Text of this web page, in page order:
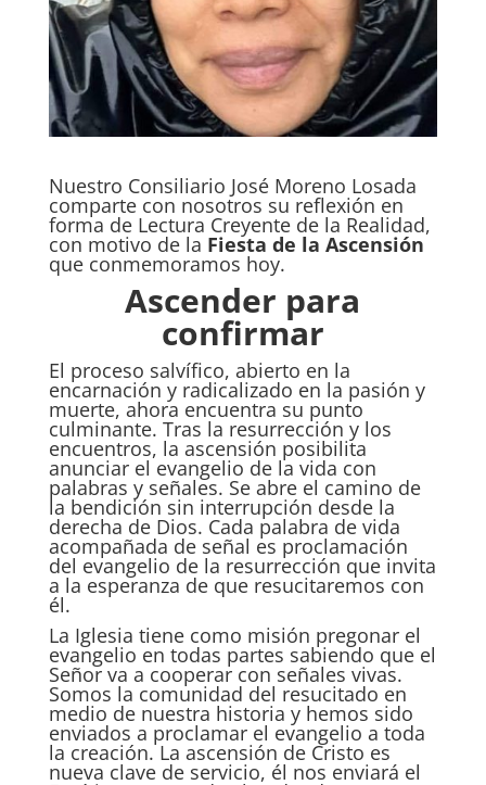
Nuestro Consiliario José Moreno Losada
comparte con nosotros su reflexión en
forma de Lectura Creyente de la Realidad,
con motivo de la Fiesta de la Ascensión
que conmemoramos hoy.
Ascender para
confirmar
El proceso salvífico, abierto en la
encarnación y radicalizado en la pasión y
muerte, ahora encuentra su punto
culminante. Tras la resurrección y los
encuentros, la ascensión posibilita
anunciar el evangelio de la vida con
palabras y señales. Se abre el camino de
la bendición sin interrupción desde la
derecha de Dios. Cada palabra de vida
acompañada de señal es proclamación
del evangelio de la resurrección que invita
a la esperanza de que resucitaremos con
él.
La Iglesia tiene como misión pregonar el
evangelio en todas partes sabiendo que el
Señor va a cooperar con señales vivas.
Somos la comunidad del resucitado en
medio de nuestra historia y hemos sido
enviados a proclamar el evangelio a toda
la creación. La ascensión de Cristo es
nueva clave de servicio, él nos enviará el